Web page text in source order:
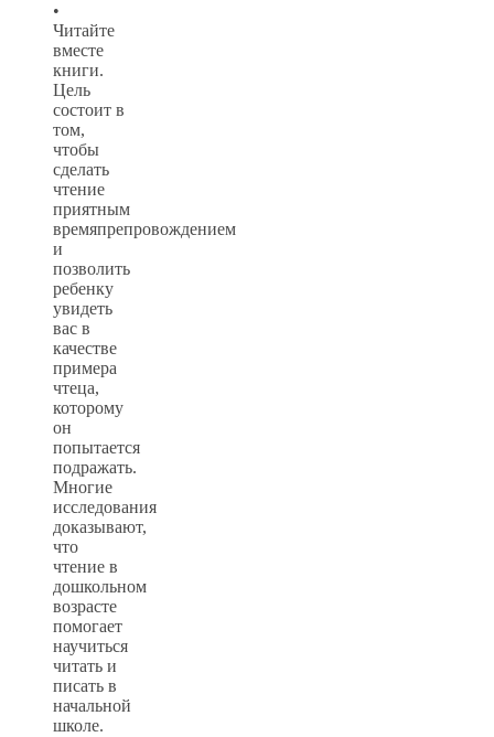
•
Читайте
вместе
книги.
Цель
состоит в
том,
чтобы
сделать
чтение
приятным
времяпрепровождением
и
позволить
ребенку
увидеть
вас в
качестве
примера
чтеца,
которому
он
попытается
подражать.
Многие
исследования
доказывают,
что
чтение в
дошкольном
возрасте
помогает
научиться
читать и
писать в
начальной
школе.